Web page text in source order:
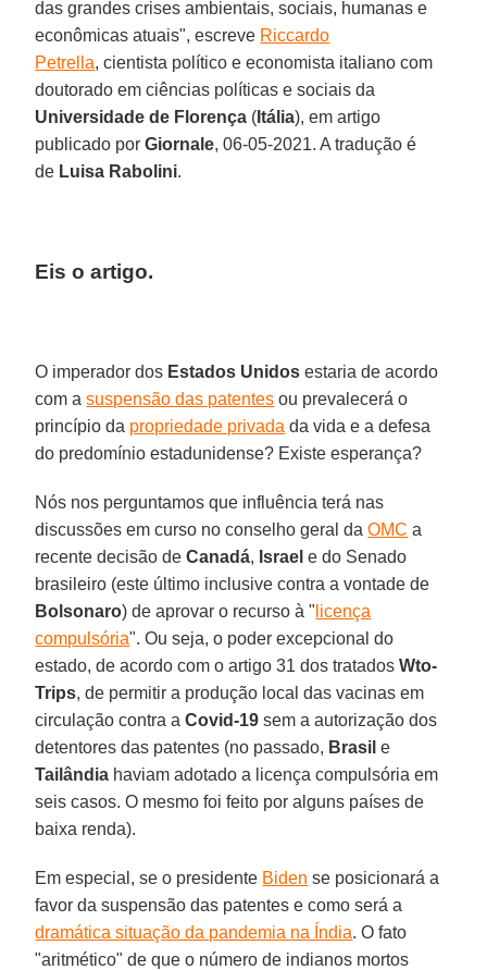
das grandes crises ambientais, sociais, humanas e
econômicas atuais", escreve Riccardo
Petrella, cientista político e economista italiano com
doutorado em ciências políticas e sociais da
Universidade de Florença ( Itália), em artigo
publicado porGiornale, 06-05-2021. A tradução é
de Luisa Rabolini.
Eis o artigo.
O imperador dos Estados Unidos estaria de acordo
com asuspensão das patentes ou prevalecerá o
princípio da propriedade privada da vida e a defesa
do predomínio estadunidense? Existe esperança?
Nós nos perguntamos que influência terá nas
discussões em curso no conselho geral daOMC a
recente decisão deCanadá, Israel e do Senado
brasileiro (este último inclusive contra a vontade de
Bolsonaro) de aprovar o recurso à " licença
compulsória". Ou seja, o poder excepcional do
estado, de acordo com o artigo 31 dos tratadosWto-
Trips, de permitir a produção local das vacinas em
circulação contra aCovid-19 sem a autorização dos
detentores das patentes (no passado, Brasil e
Tailândia haviam adotado a licença compulsória em
seis casos. O mesmo foi feito por alguns países de
baixa renda).
Em especial, se o presidente Biden se posicionará a
favor da suspensão das patentes e como será a
dramática situação da pandemia na Índia. O fato
"aritmético" de que o número de indianos mortos